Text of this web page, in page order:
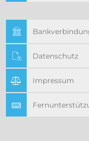
Datenschutz
Impressum